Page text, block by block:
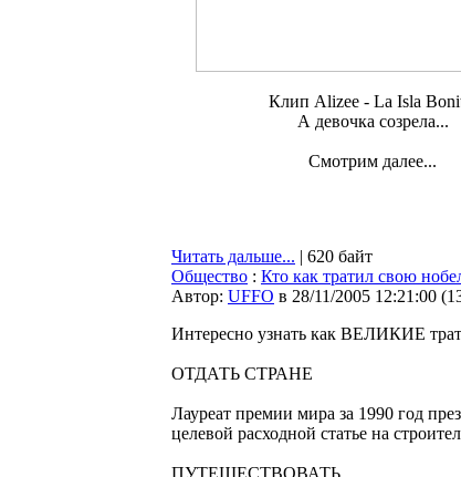
Клип Alizee - La Isla
А девочка созрела...
Смотрим далее...
Читать дальше... | 620 байт
Общество : Кто как тратил свою
Автор: UFFO в 28/11/2005 12:21:00 (
Интересно узнать как ВЕЛИКИЕ
ОТДАТЬ СТРАНЕ
Лауреат премии мира за 1990 год
целевой расходной статье на
ПУТЕШЕСТВОВАТЬ